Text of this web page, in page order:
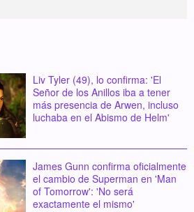
Liv Tyler (49), lo confirma: 'El
Señor de los Anillos iba a tener
más presencia de Arwen, incluso
luchaba en el Abismo de Helm'
James Gunn confirma oficialmente
el cambio de Superman en 'Man
of Tomorrow': 'No será
exactamente el mismo'